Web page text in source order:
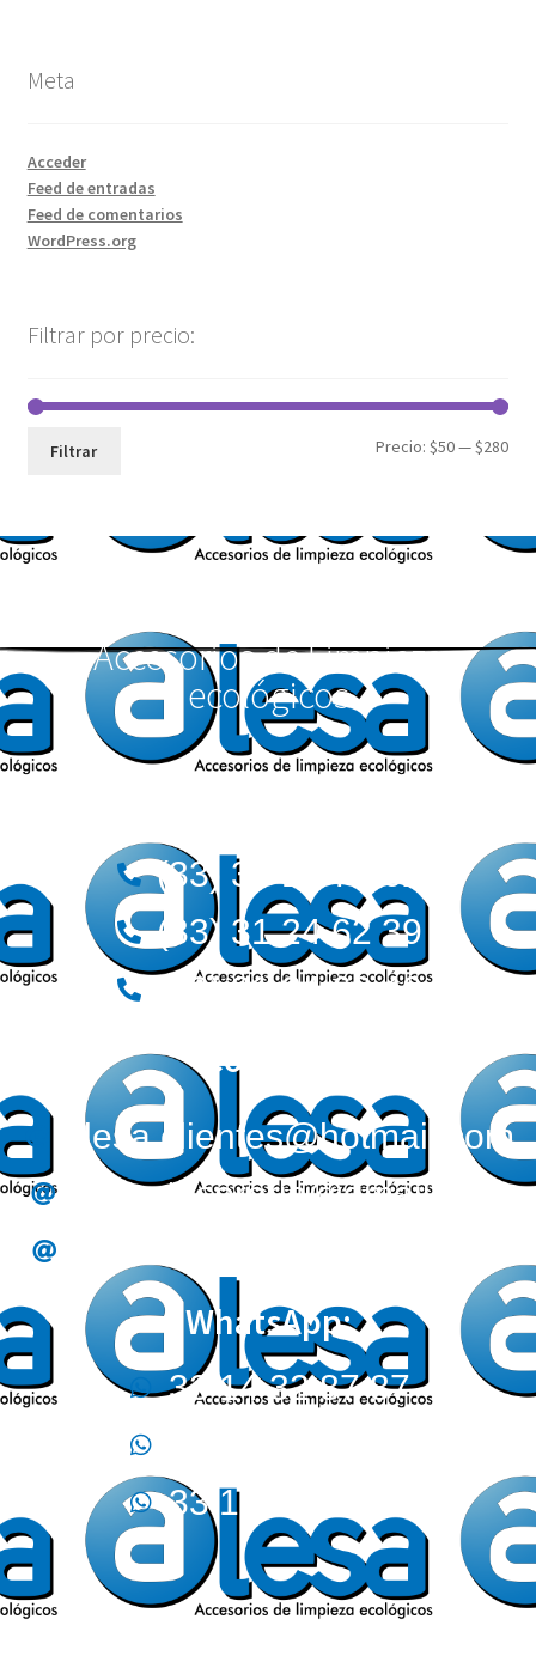
Meta
Acceder
Feed de entradas
Feed de comentarios
WordPress.org
Filtrar por precio:
Filtrar Precio:$50—$280
Accesorios de Limpieza
ecológicos
(33) 36 12 72 62
(33) 31 24 62 39
(33) 31 24 62 40
Correos:
alesa.clientes@hotmail.com
alesa.tesoreria@gmail.com
WhatsApp:
33 14 32 87 87
33 17 09 05 70